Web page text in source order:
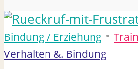
Bindung / Erziehung •
Verhalten &. Bindung